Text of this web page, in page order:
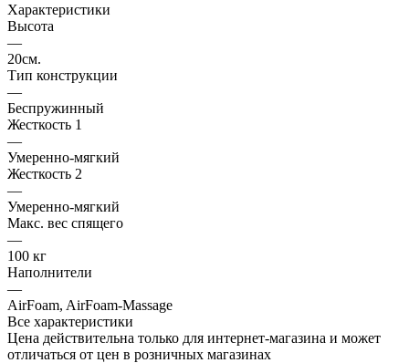
Характеристики
Высота
—
20см.
Тип конструкции
—
Беспружинный
Жесткость 1
—
Умеренно-мягкий
Жесткость 2
—
Умеренно-мягкий
Макс. вес спящего
—
100 кг
Наполнители
—
AirFoam, AirFoam-Massage
Все характеристики
Цена действительна только для интернет-магазина и может
отличаться от цен в розничных магазинах